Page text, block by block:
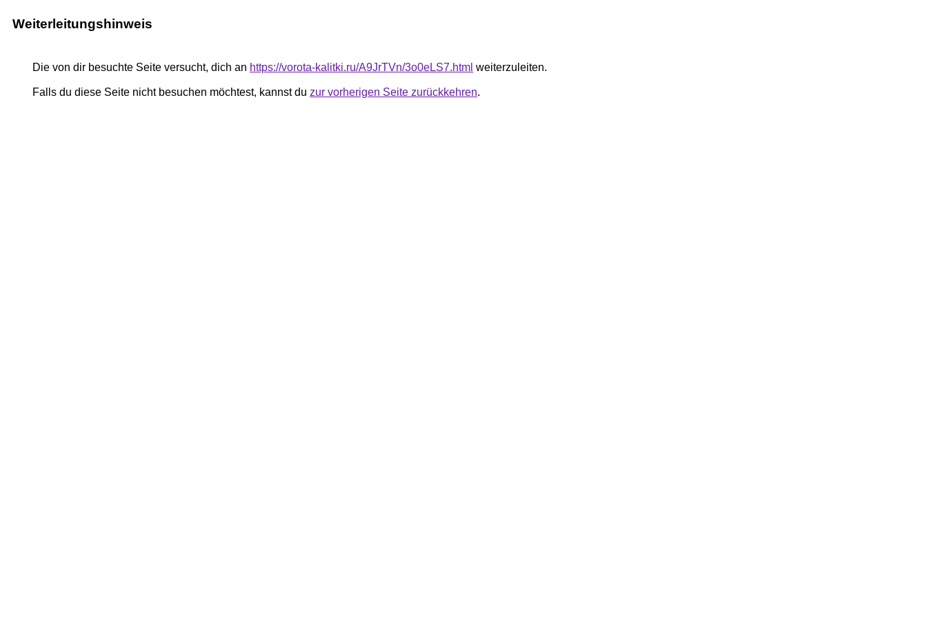
Weiterleitungshinweis
Die von dir besuchte Seite versucht, dich an https://vorota-kalitki.ru/A9JrTVn/3o0eLS7.html weiterzuleiten.
Falls du diese Seite nicht besuchen möchtest, kannst du zur vorherigen Seite zurückkehren.